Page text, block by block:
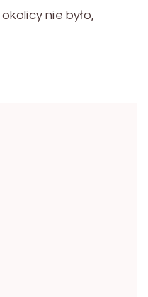
nie było,